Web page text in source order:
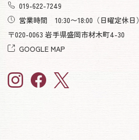
019-622-7249
営業時間 10:30〜18:00 （日曜定休日）
〒020-0063 岩手県盛岡市材木町4-30
GOOGLE MAP